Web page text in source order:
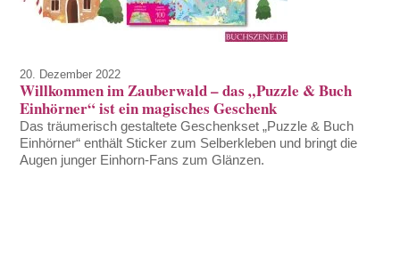
20. Dezember 2022
Willkommen im Zauberwald – das „Puzzle & Buch
Einhörner“ ist ein magisches Geschenk
Das träumerisch gestaltete Geschenkset „Puzzle & Buch
Einhörner“ enthält Sticker zum Selberkleben und bringt die
Augen junger Einhorn-Fans zum Glänzen.